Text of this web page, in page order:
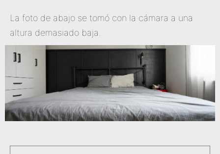
La foto de abajo se tomó con la cámara a una
altura demasiado baja.